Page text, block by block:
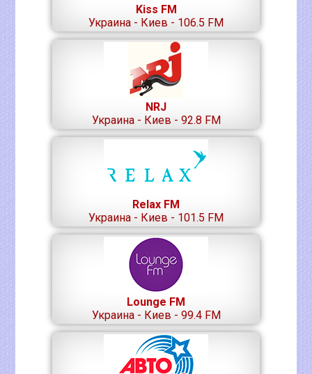
Kiss FM
Украина - Киев - 106.5 FM
NRJ
Украина - Киев - 92.8 FM
Relax FM
Украина - Киев - 101.5 FM
Lounge FM
Украина - Киев - 99.4 FM